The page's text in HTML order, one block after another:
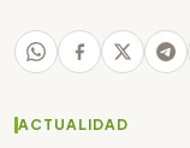
ACTUALIDAD